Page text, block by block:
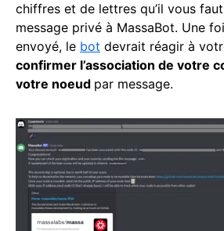
chiffres et de lettres qu’il vous
message privé à MassaBot. Une
envoyé, le bot devrait réagir à
confirmer l’association de votre
votre noeud par message.